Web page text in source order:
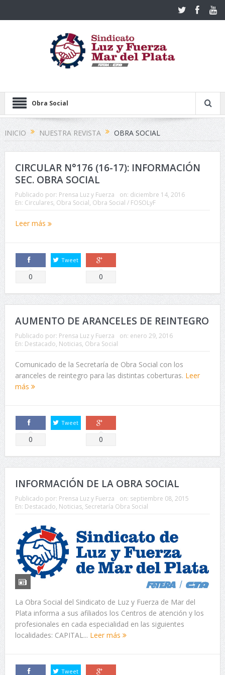
Obra Social
INICIO NUESTRA REVISTA OBRA SOCIAL
CIRCULAR N°176 (16-17): INFORMACIÓN
SEC. OBRA SOCIAL
Publicado por: Prensa Luz y Fuerza on: diciembre 14, 2016
En: Circulares, Obra Social, Obra Social / FOSOLyF
Leer más
Comparte
0
Tweet
Comparte
0
AUMENTO DE ARANCELES DE REINTEGRO
Publicado por: Prensa Luz y Fuerza on: enero 29, 2016
En: Destacado, Noticias, Obra Social
Comunicado de la Secretaría de Obra Social con los
aranceles de reintegro para las distintas coberturas. Leer
más
Comparte
0
Tweet
Comparte
0
INFORMACIÓN DE LA OBRA SOCIAL
Publicado por: Prensa Luz y Fuerza on: septiembre 08, 2015
En: Destacado, Noticias, Secretaría Obra Social
La Obra Social del Sindicato de Luz y Fuerza de Mar del
Plata informa a sus afiliados los Centros de atención y los
profesionales en cada especialidad en las siguientes
localidades: CAPITAL... Leer más
Tweet